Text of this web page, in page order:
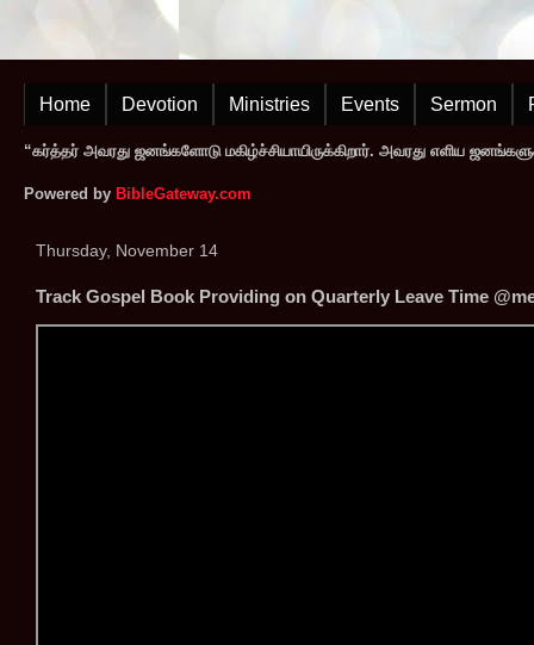
Home Devotion Ministries Events Sermon
“கர்த்தர் அவரது ஜனங்களோடு மகிழ்ச்சியாயிருக்கிறார். அவரது எளிய
Powered by BibleGateway.com
Thursday, November 14
Track Gospel Book Providing on Quarterly Leave Time